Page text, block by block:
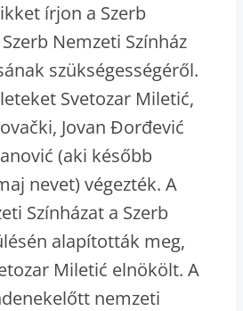
írjon a Szerb
Nemzeti Színház
szükségességéről.
Svetozar Miletić,
Jovan Đorđević
(aki később
nevet) végezték. A
Színházat a Szerb
alapították meg,
Miletić elnökölt. A
nemzeti